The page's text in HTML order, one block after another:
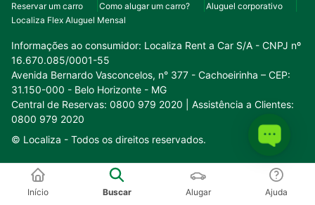
Reservar um carro Como alugar um carro?
Aluguel corporativo
Localiza Flex Aluguel Mensal
Informações ao consumidor: Localiza Rent a Car S/A - CNPJ nº
16.670.085/0001-55
Avenida Bernardo Vasconcelos, n° 377 - Cachoeirinha – CEP:
31.150-000 - Belo Horizonte - MG
Central de Reservas: 0800 979 2020 | Assistência a Clientes:
0800 979 2020
© Localiza - Todos os direitos reservados.
Conheça o nosso ecossistema:
Início Buscar Alugar Ajuda